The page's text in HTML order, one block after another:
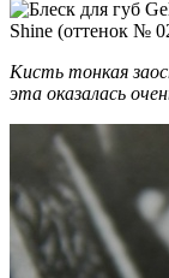
Кисть тонкая
эта оказалась